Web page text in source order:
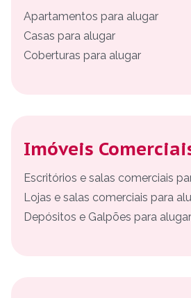
Apartamentos para alugar
Casas para alugar
Coberturas para alugar
Imóveis
Escritórios e salas comerciais
Lojas e salas comerciais para
Depósitos e Galpões para alugar